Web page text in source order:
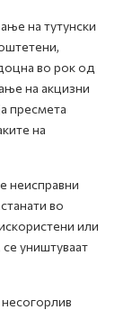
на тутунски
во рок од
на акцизни
пресмета
на
неисправни
во
или
уништуваат